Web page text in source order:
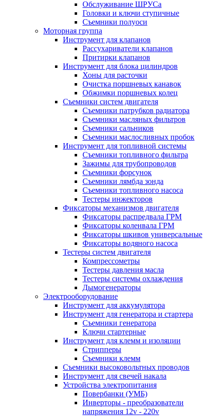
Обслуживание ШРУСа
Головки и ключи ступичные
Съемники полуоси
Моторная группа
Инструмент для клапанов
Рассухариватели клапанов
Притирки клапанов
Инструмент для блока цилиндров
Хоны для расточки
Очистка поршневых канавок
Обжимки поршневых колец
Съемники систем двигателя
Съемники патрубков радиатора
Съемники масляных фильтров
Съемники сальников
Съемники маслосливных пробок
Инструмент для топливной системы
Съемники топливного фильтра
Зажимы для трубопроводов
Съемники форсунок
Съемники лямбда зонда
Съемники топливного насоса
Тестеры инжекторов
Фиксаторы механизмов двигателя
Фиксаторы распредвала ГРМ
Фиксаторы коленвала ГРМ
Фиксаторы шкивов универсальные
Фиксаторы водяного насоса
Тестеры систем двигателя
Компрессометры
Тестеры давления масла
Тестеры системы охлаждения
Дымогенераторы
Электрооборудование
Инструмент для аккумулятора
Инструмент для генератора и стартера
Съемники генератора
Ключи стартерные
Инструмент для клемм и изоляции
Стрипперы
Съемники клемм
Съемники высоковольтных проводов
Инструмент для свечей накала
Устройства электропитания
Повербанки (УМБ)
Инверторы - преобразователи
напряжения 12v - 220v